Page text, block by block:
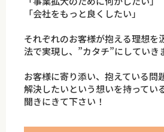
「会社をもっと良くしたい」
それぞれのお客様が抱える理想を
法で実現し、”カタチ”にしていき
お客様に寄り添い、抱えている問
解決したいという想いを持ってい
聞きにきて下さい！